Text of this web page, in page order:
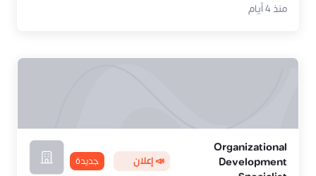
منذ 4 أيام
Organizational
Development
📣 إعلان جديدة